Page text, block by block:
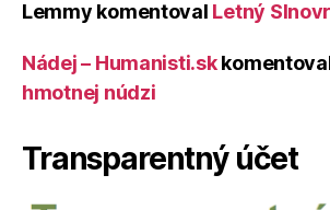
Lemmy komentoval Letný
Nádej – Humanisti.sk
hmotnej núdzi
Transparentný účet